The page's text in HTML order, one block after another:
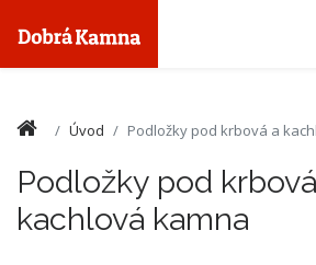
Úvod Podložky pod krbová a
Podložky pod
kachlová kamna